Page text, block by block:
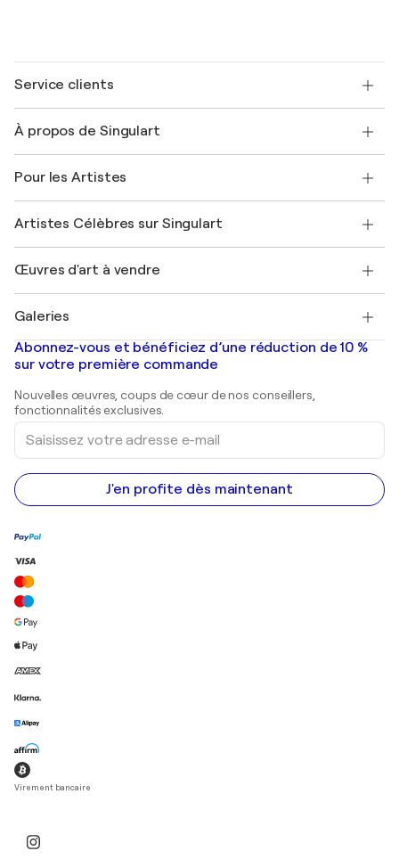
Service clients
Expédition
Offrir une carte cadeau
Rejoignez notre programme commercial
Mon compte
+33 1 76 44 06 42
À propos de Singulart
FAQ
Magazine Singulart
Emplois
Découvrez une sélection d'art original
Pour les Artistes
Se connecter en tant qu'Artiste
Artistes Célèbres sur Singulart
Marc Chagall
Banksy
Mr. Brainwash
Shepard Fairey
Œuvres d'art à vendre
Tableaux abstraits à vendre
Peintures de paysage
Estampes
Peintures acryliques
Galeries
Galeries d'art en France
Galeries d'art en Belgique
Abonnez-vous et bénéficiez d’une réduction de 10 %
sur votre première commande
Nouvelles œuvres, coups de cœur de nos conseillers,
fonctionnalités exclusives.
Saisissez
votre
adresse
e-
mail
J'en profite dès maintenant
Virement bancaire